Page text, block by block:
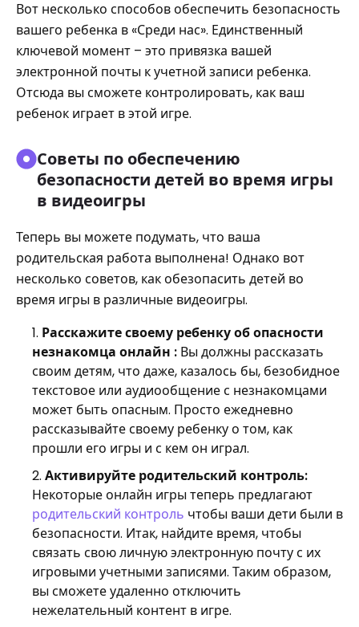
Вот несколько способов обеспечить безопасность
вашего ребенка в «Среди нас». Единственный
ключевой момент – это привязка вашей
электронной почты к учетной записи ребенка.
Отсюда вы сможете контролировать, как ваш
ребенок играет в этой игре.
Советы по обеспечению
безопасности детей во время игры
в видеоигры
Теперь вы можете подумать, что ваша
родительская работа выполнена! Однако вот
несколько советов, как обезопасить детей во
время игры в различные видеоигры.
Расскажите своему ребенку об опасности
незнакомца онлайн : Вы должны рассказать
своим детям, что даже, казалось бы, безобидное
текстовое или аудиообщение с незнакомцами
может быть опасным. Просто ежедневно
рассказывайте своему ребенку о том, как
прошли его игры и с кем он играл.
Активируйте родительский контроль:
Некоторые онлайн игры теперь предлагают
родительский контроль чтобы ваши дети были в
безопасности. Итак, найдите время, чтобы
связать свою личную электронную почту с их
игровыми учетными записями. Таким образом,
вы сможете удаленно отключить
нежелательный контент в игре.